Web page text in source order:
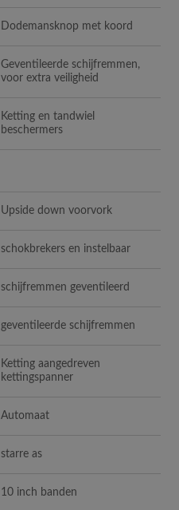
Dodemansknop met koord
Geventileerde schijfremmen,
voor extra veiligheid
Ketting en tandwiel
beschermers
Upside down voorvork
schokbrekers en instelbaar
schijfremmen geventileerd
geventileerde schijfremmen
Ketting aangedreven
kettingspanner
Automaat
starre as
10 inch banden